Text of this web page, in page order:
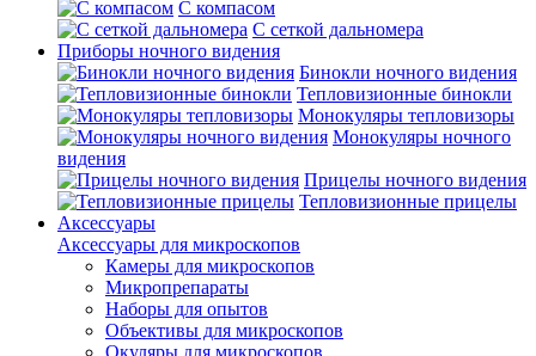
С компасом
С сеткой дальномера
Приборы ночного видения
Бинокли ночного видения
Тепловизионные бинокли
Монокуляры тепловизоры
Монокуляры ночного
видения
Прицелы ночного видения
Тепловизионные прицелы
Аксессуары
Аксессуары для микроскопов
Камеры для микроскопов
Микропрепараты
Наборы для опытов
Объективы для микроскопов
Окуляры для микроскопов